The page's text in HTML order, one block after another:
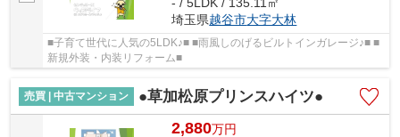
- / 5LDK / 135.11㎡
埼玉県越谷市大字大林
■子育て世代に人気の5LDK♪■ ■雨風しのげるビルトインガレージ♪■ ■
新規外装・内装リフォーム■
売買 | 中古マンション ●草加松原プリンスハイツ●
2,880万円